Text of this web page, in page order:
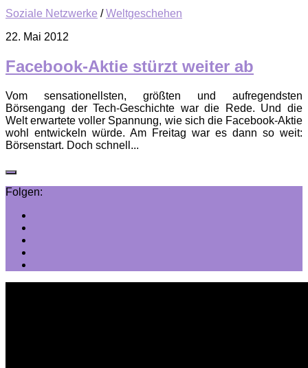
Soziale Netzwerke /Weltgeschehen
22. Mai 2012
Facebook-Aktie stürzt weiter ab
Vom sensationellsten, größten und aufregendsten
Börsengang der Tech-Geschichte war die Rede. Und die
Welt erwartete voller Spannung, wie sich die Facebook-Aktie
wohl entwickeln würde. Am Freitag war es dann so weit:
Börsenstart. Doch schnell...
Folgen: